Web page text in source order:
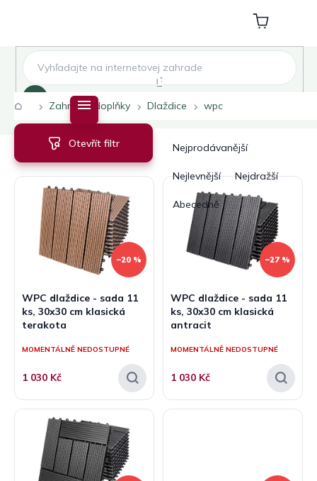
Nákupní
košík
DomůZahradní doplňky Dlaždice wpc
a
e
k
ů
Nejprodávanější
Nejlevnější Nejdražší
Abecedně
Otevřít filtr
V
p
i
–20 %
WPC dlaždice - sada 11
ks, 30x30 cm klasická
terakota
MOMENTÁLNĚ NEDOSTUPNÉ
1 030 Kč
–27 %
WPC dlaždice - sada 11
ks, 30x30 cm klasická
antracit
MOMENTÁLNĚ NEDOSTUPNÉ
1 030 Kč